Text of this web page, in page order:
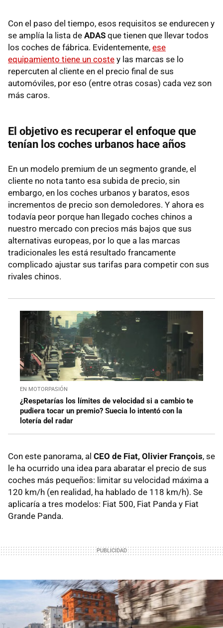
Con el paso del tiempo, esos requisitos se endurecen y
se amplía la lista de ADAS que tienen que llevar todos
los coches de fábrica. Evidentemente, ese
equipamiento tiene un coste y las marcas se lo
repercuten al cliente en el precio final de sus
automóviles, por eso (entre otras cosas) cada vez son
más caros.
El objetivo es recuperar el enfoque que
tenían los coches urbanos hace años
En un modelo premium de un segmento grande, el
cliente no nota tanto esa subida de precio, sin
embargo, en los coches urbanos y baratos, esos
incrementos de precio son demoledores. Y ahora es
todavía peor porque han llegado coches chinos a
nuestro mercado con precios más bajos que sus
alternativas europeas, por lo que a las marcas
tradicionales les está resultado francamente
complicado ajustar sus tarifas para competir con sus
rivales chinos.
EN MOTORPASIÓN
¿Respetarías los límites de velocidad si a cambio te
pudiera tocar un premio? Suecia lo intentó con la
lotería del radar
Con este panorama, al CEO de Fiat, Olivier François, se
le ha ocurrido una idea para abaratar el precio de sus
coches más pequeños: limitar su velocidad máxima a
120 km/h (en realidad, ha hablado de 118 km/h). Se
aplicaría a tres modelos: Fiat 500, Fiat Panda y Fiat
Grande Panda.